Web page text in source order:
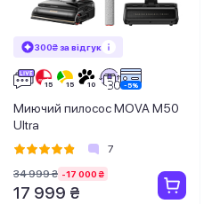
300₴ за відгук
Миючий пилосос MOVA M50
Ultra
7
34 999 ₴ -17 000 ₴
17 999 ₴